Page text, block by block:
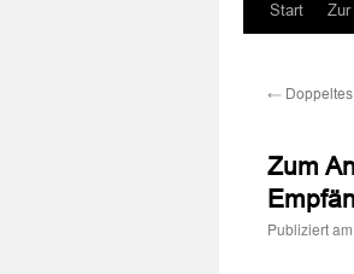
Zum
springen
Start Zur
←
Zum
Publiziert am